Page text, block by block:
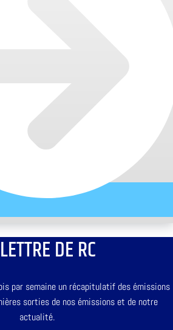
DE RC
par semaine un récapitulatif des émissions
sorties de nos émissions et de notre
actualité.